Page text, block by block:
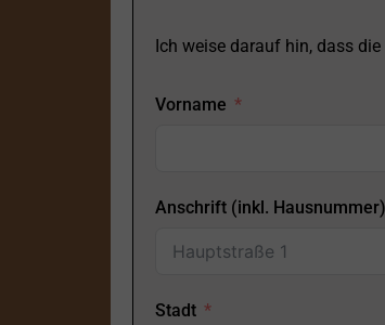
Ich weise darauf hin, dass
Vorname
Anschrift (inkl. Hausnummer)
Stadt